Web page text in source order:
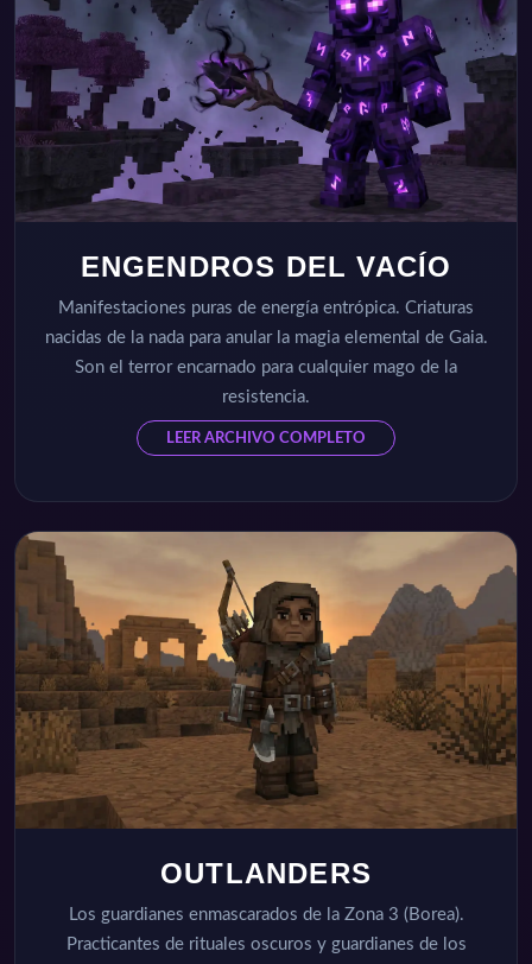
ENGENDROS DEL VACÍO
Manifestaciones puras de energía entrópica. Criaturas
nacidas de la nada para anular la magia elemental de Gaia.
Son el terror encarnado para cualquier mago de la
resistencia.
LEER ARCHIVO COMPLETO
OUTLANDERS
Los guardianes enmascarados de la Zona 3 (Borea).
Practicantes de rituales oscuros y guardianes de los